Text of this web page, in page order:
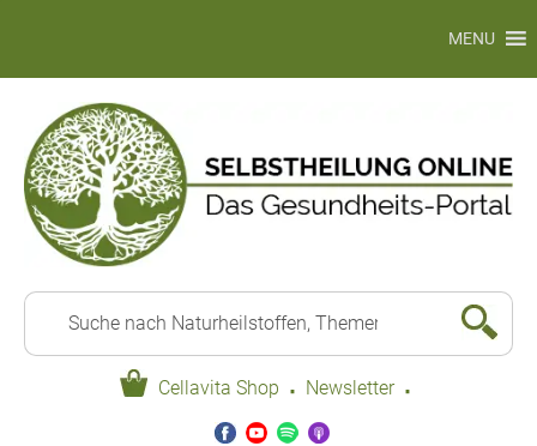
Cellavita Shop · Newsletter ·
MENU